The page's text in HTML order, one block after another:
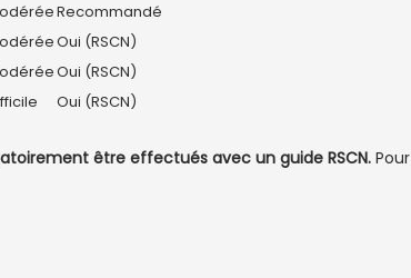
Recommandé
Oui (RSCN)
Oui (RSCN)
Oui (RSCN)
être effectués avec un guide RSCN.